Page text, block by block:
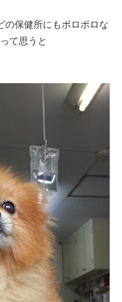
の保健所にもボロボロな
て思うと